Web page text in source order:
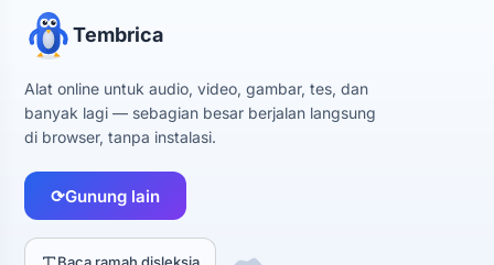
Tembrica
Alat online untuk audio, video, gambar, tes, dan
banyak lagi — sebagian besar berjalan langsung
di browser, tanpa instalasi.
⟳Gunung lain